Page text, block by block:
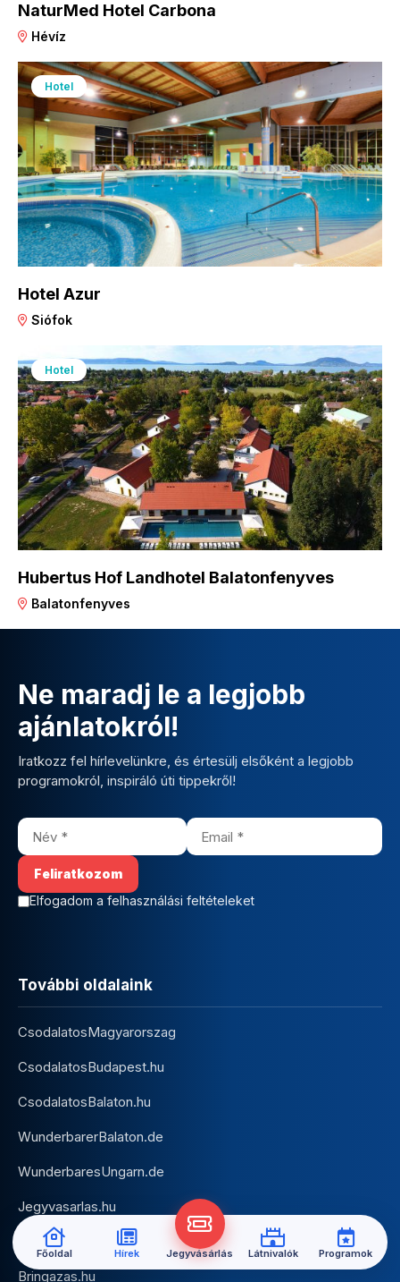
NaturMed Hotel Carbona
Hévíz
Hotel
Hotel Azur
Siófok
Hotel
Hubertus Hof Landhotel Balatonfenyves
Balatonfenyves
Ne maradj le a legjobb
ajánlatokról!
Iratkozz fel hírlevelünkre, és értesülj elsőként a legjobb
programokról, inspiráló úti tippekről!
Elfogadom a felhasználási feltételeket
További oldalaink
CsodalatosMagyarorszag
CsodalatosBudapest.hu
CsodalatosBalaton.hu
WunderbarerBalaton.de
WunderbaresUngarn.de
Jegyvasarlas.hu
Hajozas.hu
Bringazas.hu
Főoldal Hírek Jegyvásárlás Látnivalók Programok